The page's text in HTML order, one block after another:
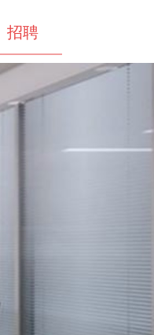
招聘